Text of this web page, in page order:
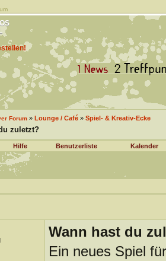
Forum» Lounge / Café» Spiel- & Kreativ-Ecke
zuletzt?
Hilfe Benutzerliste Kalender
Wann hast du
Ein neues Spiel